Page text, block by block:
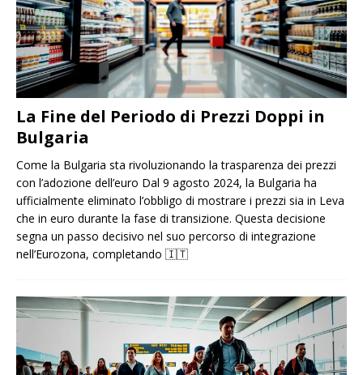
La Fine del Periodo di Prezzi Doppi in
Bulgaria
Come la Bulgaria sta rivoluzionando la trasparenza dei prezzi
con l’adozione dell’euro Dal 9 agosto 2024, la Bulgaria ha
ufficialmente eliminato l’obbligo di mostrare i prezzi sia in Leva
che in euro durante la fase di transizione. Questa decisione
segna un passo decisivo nel suo percorso di integrazione
nell’Eurozona, completando 🇮🇹